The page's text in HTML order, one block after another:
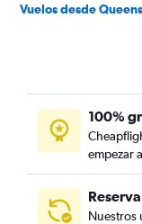
Vuelos desde
100%
empezar
Nuestros